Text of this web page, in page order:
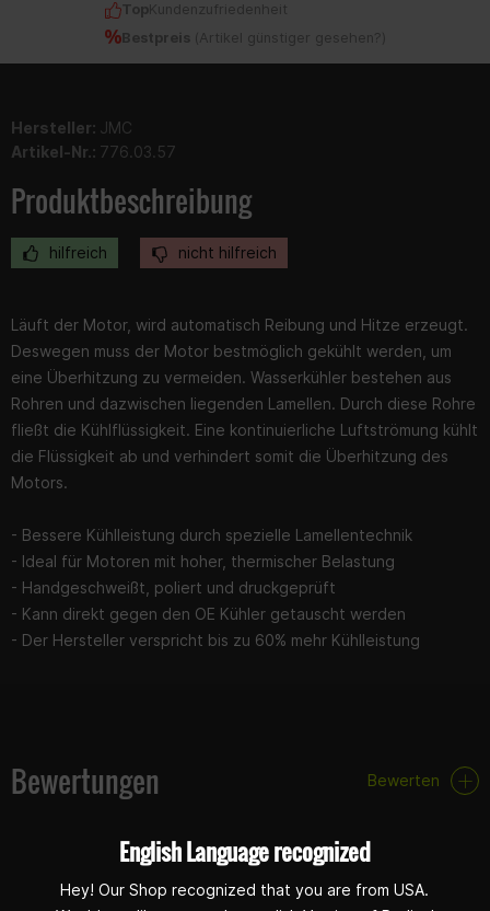
TopKundenzufriedenheit
Bestpreis ( Artikel günstiger gesehen? )
Hersteller: JMC
Artikel-Nr.: 776.03.57
Produktbeschreibung
hilfreich nicht hilfreich
Läuft der Motor, wird automatisch Reibung und Hitze erzeugt.
Deswegen muss der Motor bestmöglich gekühlt werden, um
eine Überhitzung zu vermeiden. Wasserkühler bestehen aus
Rohren und dazwischen liegenden Lamellen. Durch diese Rohre
fließt die Kühlflüssigkeit. Eine kontinuierliche Luftströmung kühlt
die Flüssigkeit ab und verhindert somit die Überhitzung des
Motors.
- Bessere Kühlleistung durch spezielle Lamellentechnik
- Ideal für Motoren mit hoher, thermischer Belastung
- Handgeschweißt, poliert und druckgeprüft
- Kann direkt gegen den OE Kühler getauscht werden
- Der Hersteller verspricht bis zu 60% mehr Kühlleistung
Bewertungen Bewerten
English Language recognized
Hey! Our Shop recognized that you are from USA.